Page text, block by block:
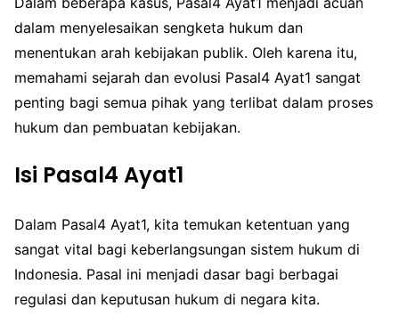
dalam menyelesaikan sengketa hukum dan
menentukan arah kebijakan publik. Oleh karena itu,
memahami sejarah dan evolusi Pasal4 Ayat1 sangat
penting bagi semua pihak yang terlibat dalam proses
hukum dan pembuatan kebijakan.
Isi Pasal4 Ayat1
Dalam Pasal4 Ayat1, kita temukan ketentuan yang
sangat vital bagi keberlangsungan sistem hukum di
Indonesia. Pasal ini menjadi dasar bagi berbagai
regulasi dan keputusan hukum di negara kita.